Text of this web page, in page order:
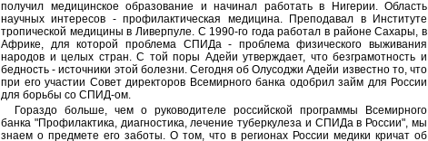
получил медицинское образование и начинал работать в Нигерии. Область
научных интересов - профилактическая медицина. Преподавал в Институте
тропической медицины в Ливерпуле. С 1990-го года работал в районе Сахары, в
Африке, для которой проблема СПИДа - проблема физического выживания
народов и целых стран. С той поры Адейи утверждает, что безграмотность и
бедность - источники этой болезни. Сегодня об Олусоджи Адейи известно то, что
при его участии Совет директоров Всемирного банка одобрил займ для России
для борьбы со СПИД-ом.
Гораздо больше, чем о руководителе российской программы Всемирного
банка "Профилактика, диагностика, лечение туберкулеза и СПИДа в России", мы
знаем о предмете его заботы. О том, что в регионах России медики кричат об